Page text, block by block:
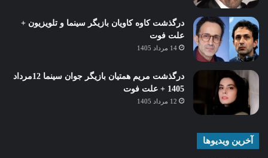
درگذشت کاوه کاویان بازیگر سینما و تلویزیون +
علت فوت
14 مرداد 1405
درگذشت مریم همتیان بازیگر جوان سینما 12مرداد
1405 + علت فوت
12 مرداد 1405
آخرین ویدیوها